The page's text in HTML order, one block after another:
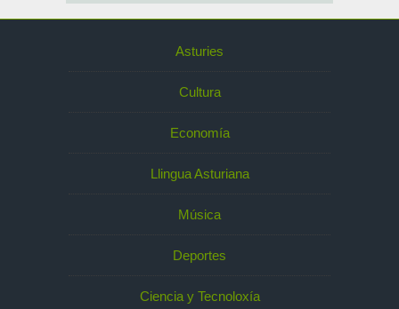
Asturies
Cultura
Economía
Llingua Asturiana
Música
Deportes
Ciencia y Tecnoloxía